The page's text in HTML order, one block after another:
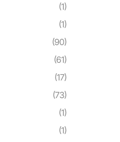
(1)
(1)
(90)
(61)
(17)
(73)
(1)
(1)